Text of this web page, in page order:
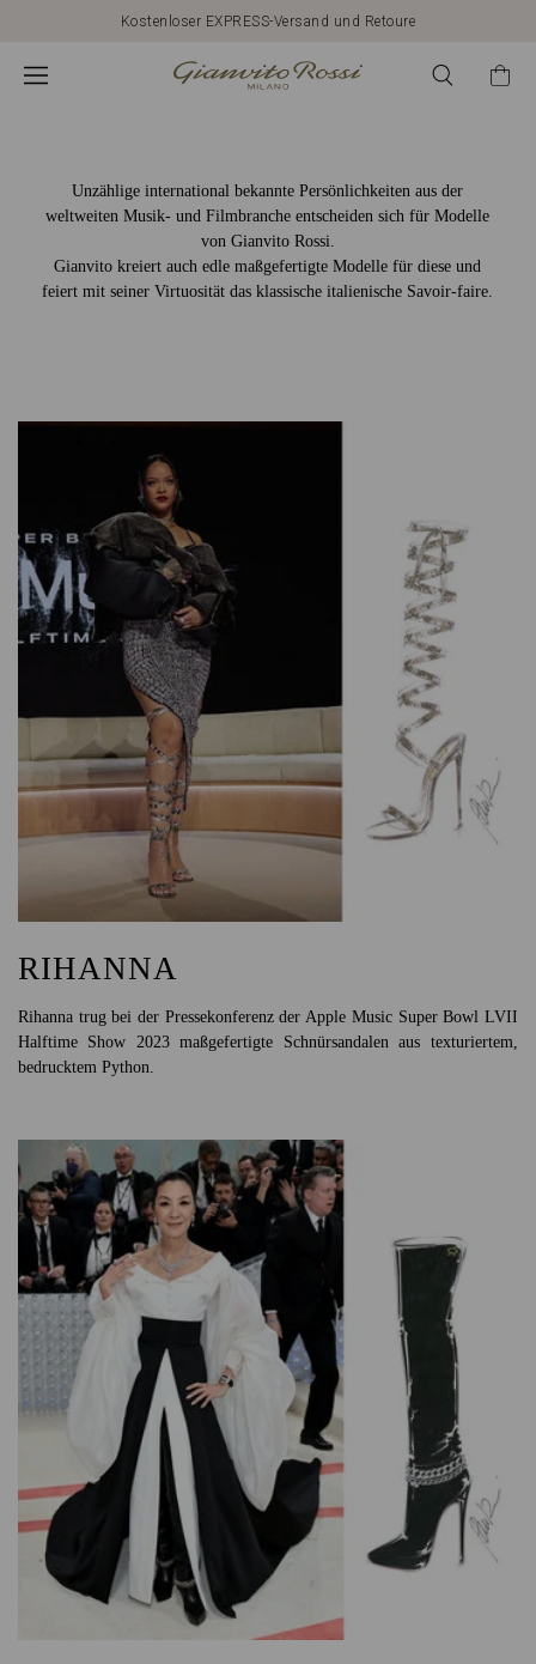
Kostenloser EXPRESS-Versand und Retoure
Global
Unzählige international bekannte Persönlichkeiten aus der
weltweiten Musik- und Filmbranche entscheiden sich für Modelle
von Gianvito Rossi.
Gianvito kreiert auch edle maßgefertigte Modelle für diese und
feiert mit seiner Virtuosität das klassische italienische Savoir-faire.
RIHANNA
Rihanna trug bei der Pressekonferenz der Apple Music Super Bowl LVII
Halftime Show 2023 maßgefertigte Schnürsandalen aus texturiertem,
bedrucktem Python.